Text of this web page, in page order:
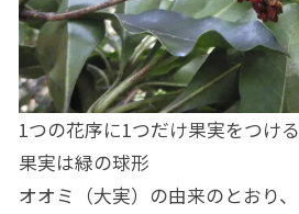
1つの花序に1つだけ果実をつける
果実は緑の球形
オオミ（大実）の由来のとおり、